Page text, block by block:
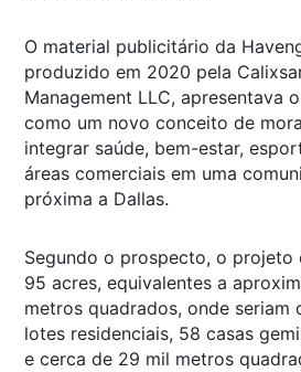
O material publicitário da
produzido em 2020 pela
Management LLC, apresentava
como um novo conceito de
integrar saúde, bem-estar,
áreas comerciais em uma
próxima a Dallas.
Segundo o prospecto, o projeto
95 acres, equivalentes a
metros quadrados, onde seriam
lotes residenciais, 58 casas
e cerca de 29 mil metros